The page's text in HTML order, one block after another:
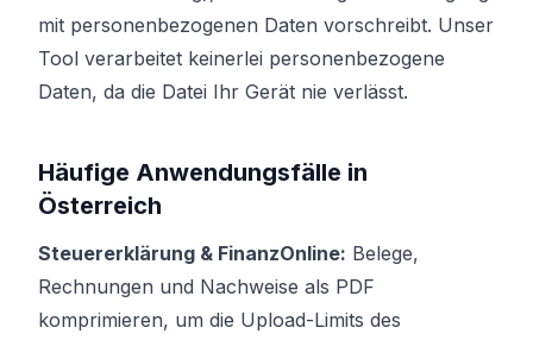
mit personenbezogenen Daten vorschreibt. Unser
Tool verarbeitet keinerlei personenbezogene
Daten, da die Datei Ihr Gerät nie verlässt.
Häufige Anwendungsfälle in
Österreich
Steuererklärung & FinanzOnline: Belege,
Rechnungen und Nachweise als PDF
komprimieren, um die Upload-Limits des